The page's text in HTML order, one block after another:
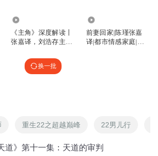
《主角》深度解读丨
张嘉译，刘浩存主演
前妻回家|陈瑾张嘉
译|都市情感家庭|影
换一批
重生22之超越巅峰 22男儿行
道》第十一集：天道的审判